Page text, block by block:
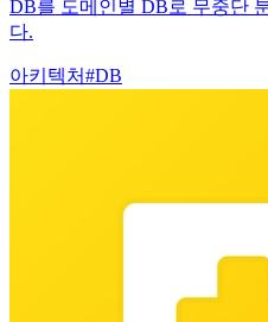
DB를 도메인별 DB로 무중단
다.
아키텍처#DB